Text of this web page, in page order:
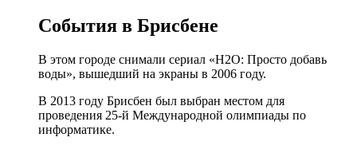
События в Брисбене
В этом городе снимали сериал «Н2О: Просто добавь
воды», вышедший на экраны в 2006 году.
В 2013 году Брисбен был выбран местом для
проведения 25-й Международной олимпиады по
информатике.